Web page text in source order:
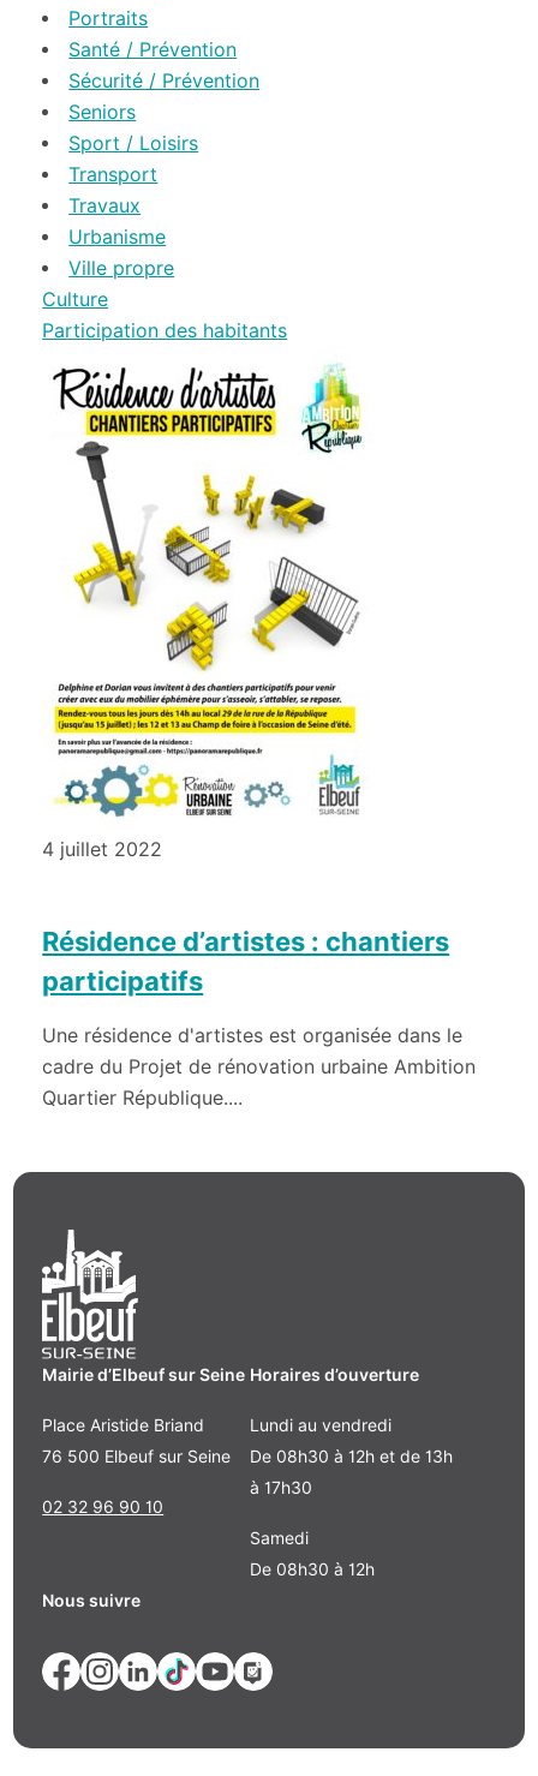
Portraits
Santé / Prévention
Sécurité / Prévention
Seniors
Sport / Loisirs
Transport
Travaux
Urbanisme
Ville propre
Culture
Participation des habitants
4 juillet 2022
Résidence d’artistes : chantiers
participatifs
Une résidence d'artistes est organisée dans le
cadre du Projet de rénovation urbaine Ambition
Quartier République....
Mairie d’Elbeuf sur Seine
Place Aristide Briand
76 500 Elbeuf sur Seine
02 32 96 90 10
Horaires d’ouverture
Lundi au vendredi
De 08h30 à 12h et de 13h
à 17h30
Samedi
De 08h30 à 12h
Nous suivre